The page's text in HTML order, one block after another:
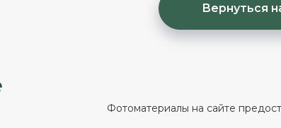
Вернуться
Фотоматериалы на сайте